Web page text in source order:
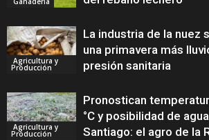
Agricultura y
Producción
La industria de la nuez
una primavera más
presión sanitaria
Agricultura y
Producción
Pronostican
°C y posibilidad de
Santiago: el agro de la